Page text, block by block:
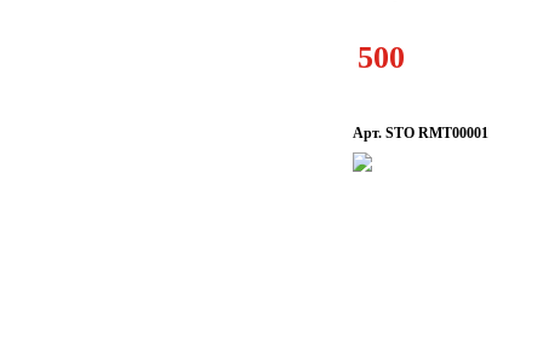
500
Арт. STO RMT00001